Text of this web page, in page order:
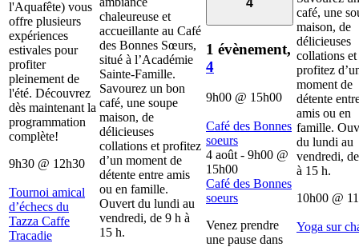
l'Aquafête) vous
offre plusieurs
expériences
estivales pour
profiter
pleinement de
l'été. Découvrez
dès maintenant la
programmation
complète!
9h30 @ 12h30
Tournoi amical
d’échecs du
Tazza Caffe
Tracadie
chaleureuse et
accueillante au Café
des Bonnes Sœurs,
situé à l’Académie
Sainte-Famille.
Savourez un bon
café, une soupe
maison, de
délicieuses
collations et profitez
d’un moment de
détente entre amis
ou en famille.
Ouvert du lundi au
vendredi, de 9 h à
15 h.
4
1 évènement,
4
9h00 @ 15h00
Café des Bonnes
soeurs
4 août - 9h00 @
15h00
Café des Bonnes
soeurs
Venez prendre
une pause dans
café, une
maison, de
délicieuses
collations et
profitez
moment de
détente
amis ou en
famille.
du lundi au
vendredi,
à 15 h.
10h00 @
Yoga sur